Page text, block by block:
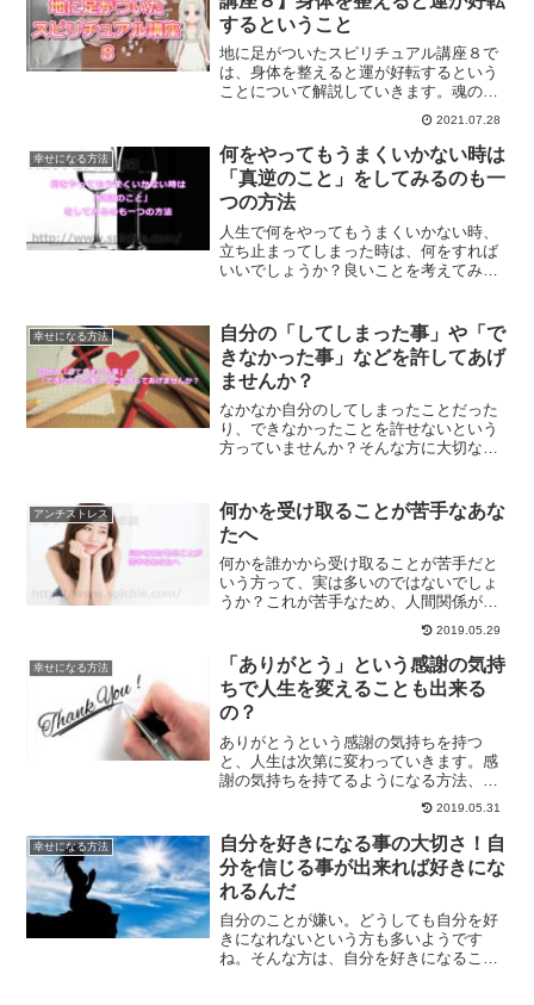
するということ
地に足がついたスピリチュアル講座８で
は、身体を整えると運が好転するという
ことについて解説していきます。魂の入
2021.07.28
幸せになる方法
何をやってもうまくいかない時は
「真逆のこと」をしてみるのも一
つの方法
人生で何をやってもうまくいかない時、
立ち止まってしまった時は、何をすれば
いいでしょうか？良いことを考えてみる
法です。
幸せになる方法
自分の「してしまった事」や「で
きなかった事」などを許してあげ
ませんか？
なかなか自分のしてしまったことだった
り、できなかったことを許せないという
方っていませんか？そんな方に大切なの
で変わる未来について、ご紹介します。
アンチストレス
何かを受け取ることが苦手なあな
たへ
何かを誰かから受け取ることが苦手だと
いう方って、実は多いのではないでしょ
うか？これが苦手なため、人間関係がギ
クシャクしてしまうこともあったりしま
す。なぜあなたは受け取ることができな
いのでしょうか？
2019.05.29
幸せになる方法
「ありがとう」という感謝の気持
ちで人生を変えることも出来る
の？
ありがとうという感謝の気持ちを持つ
と、人生は次第に変わっていきます。感
謝の気持ちを持てるようになる方法、そ
して、人生を良い方向に変えて行く方
法、自分の波長を上げて良い波長の方々
と出会う方法についてご紹介していきま
す。
2019.05.31
幸せになる方法
自分を好きになる事の大切さ！自
分を信じる事が出来れば好きにな
れるんだ
自分のことが嫌い。どうしても自分を好
きになれないという方も多いようです
ね。そんな方は、自分を好きになること